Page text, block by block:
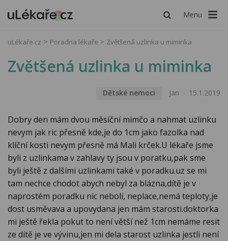
Menu
uLékaře.cz Poradna lékaře Zvětšená uzlinka u miminka
Zvětšená uzlinka u miminka
Dětské nemoci Jan 15.1.2019
Dobry den mám dvou měsíční mimčo a nahmat uzlinku
nevym jak ric přesně kde,je do 1cm jako fazolka nad
klíční kosti nevym přesně má Mali krček.U lékaře jsme
byli z uzlinkama v zahlavy ty jsou v poratku,pak sme
byli ještě z dalšími uzlinkami také v poradku.uz se mi
tam nechce chodot abych nebyl za blázna,dítě je v
naprostém poradku nic nebolí, neplace,nemá teploty,je
dost usměvava a upovydana jen mám starosti.doktorka
mi ještě řekla pokut to není větší než 1cm nemáme resit
ze dítě je ve vývinu,jen mi dela starost uzlinka jestli není